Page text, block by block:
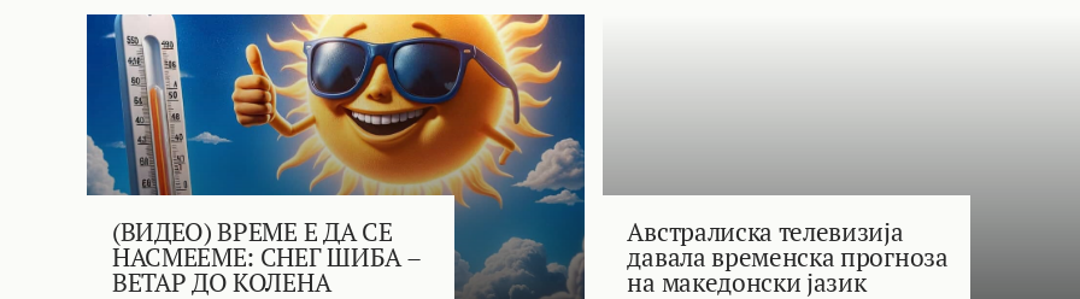
(ВИДЕО) ВРЕМЕ Е ДА СЕ
НАСМЕЕМЕ: СНЕГ ШИБА –
ВЕТАР ДО КОЛЕНА
Австралиска телевизија
давала временска прогноза
на македонски јазик